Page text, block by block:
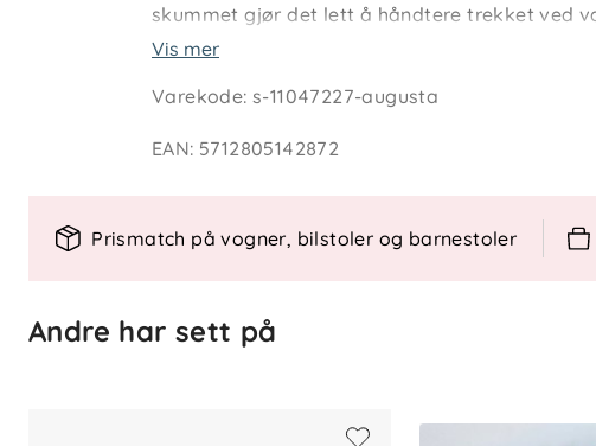
skummet gjør det lett å håndtere trekket ved
Ergonomisk design med støttende kanter
Avtagbart og vaskbart trekk
Spesifikasjoner
Trekk: Avtagbart, maskinvaskbart
Vis mer
Varekode:s-11047227-augusta
EAN: 5712805142872
Prismatch på vogner, bilstoler og barnestoler
Andre har sett på